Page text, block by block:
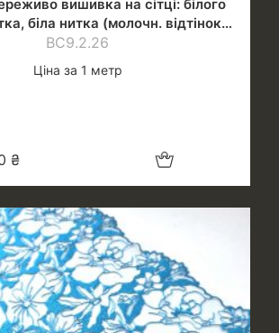
вишивка на сітці: білого
біла нитка (молочн. відтінок),
шир.24 см
ВС9.2.26
Ціна за 1 метр
₴ Додати в кошик